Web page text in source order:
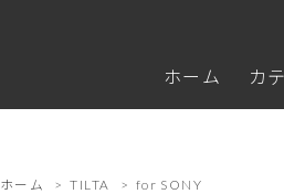
ホーム カ
ホーム > TILTA > for SONY